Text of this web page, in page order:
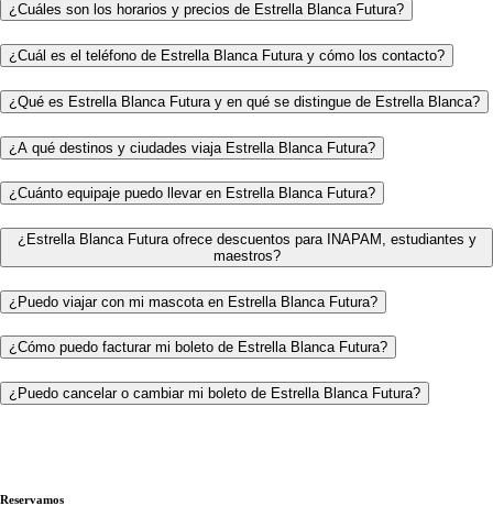
¿Cuáles son los horarios y precios de Estrella Blanca Futura?
¿Cuál es el teléfono de Estrella Blanca Futura y cómo los contacto?
¿Qué es Estrella Blanca Futura y en qué se distingue de Estrella Blanca?
¿A qué destinos y ciudades viaja Estrella Blanca Futura?
¿Cuánto equipaje puedo llevar en Estrella Blanca Futura?
¿Estrella Blanca Futura ofrece descuentos para INAPAM, estudiantes y
maestros?
¿Puedo viajar con mi mascota en Estrella Blanca Futura?
¿Cómo puedo facturar mi boleto de Estrella Blanca Futura?
¿Puedo cancelar o cambiar mi boleto de Estrella Blanca Futura?
Reservamos